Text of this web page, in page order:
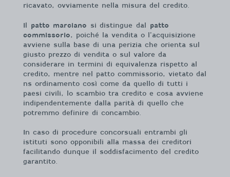
ricavato, ovviamente nella misura del credito.
Il patto marciano si distingue dal patto
commissorio, poiché la vendita o l’acquisizione
avviene sulla base di una perizia che orienta sul
giusto prezzo di vendita o sul valore da
considerare in termini di equivalenza rispetto al
credito, mentre nel patto commissorio, vietato dal
ns ordinamento così come da quello di tutti i
paesi civili, lo scambio tra credito e cosa avviene
indipendentemente dalla parità di quello che
potremmo definire di concambio.
In caso di procedure concorsuali entrambi gli
istituti sono opponibili alla massa dei creditori
facilitando dunque il soddisfacimento del credito
garantito.